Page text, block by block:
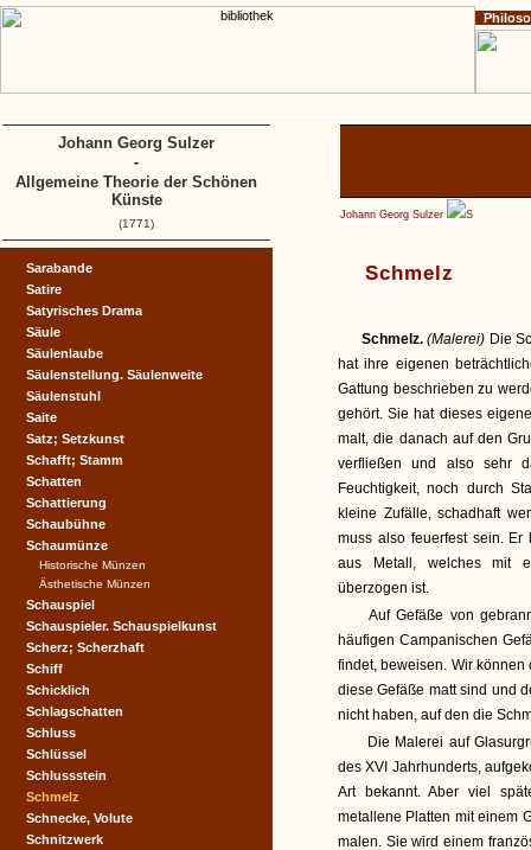
Johann Georg Sulzer S
Schmelz
Schmelz.(Malerei) Die
hat ihre eigenen
Gattung beschrieben zu
gehört. Sie hat dieses
malt, die danach auf den
verfließen und also sehr
Feuchtigkeit, noch durch
kleine Zufälle, schadhaft
muss also feuerfest sein.
aus Metall, welches mit
überzogen ist.
Auf Gefäße von
häufigen Campanischen
findet, beweisen. Wir
diese Gefäße matt sind und
nicht haben, auf den die
Die Malerei auf
des XVI Jahrhunderts,
Art bekannt. Aber viel
metallene Platten mit einem
malen. Sie wird einem
Sarabande
Satire
Satyrisches Drama
Säule
Säulenlaube
Säulenstellung. Säulenweite
Säulenstuhl
Saite
Satz; Setzkunst
Schafft; Stamm
Schatten
Schattierung
Schaubühne
Schaumünze
Historische Münzen
Ästhetische Münzen
Schauspiel
Schauspieler. Schauspielkunst
Scherz; Scherzhaft
Schiff
Schicklich
Schlagschatten
Schluss
Schlüssel
Schlussstein
Schmelz
Schnecke, Volute
Schnitzwerk
Johann Georg Sulzer
-
Allgemeine Theorie der Schönen
Künste
(1771)